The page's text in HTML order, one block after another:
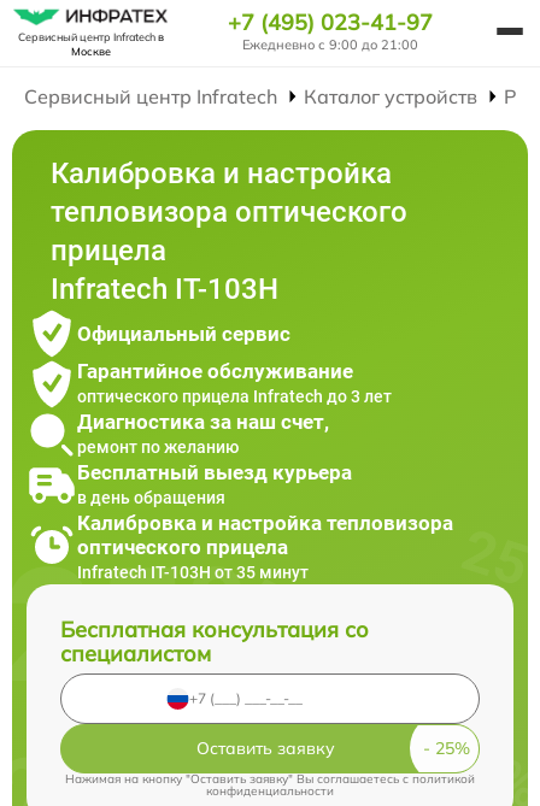
Сервисный центр Infratechв
Москве
+7 (495) 023-41-97
Ежедневно с 9:00 до 21:00
Сервисный центр Infratech Каталог устройств
Калибровка и настройка
тепловизора оптического
прицела
Infratech IT-103Н
Официальный сервис
Гарантийное обслуживание
оптического прицела Infratech до 3 лет
Диагностика за наш счет,
ремонт по желанию
Бесплатный выезд курьера
в день обращения
Калибровка и настройка тепловизора
оптического прицела
Infratech IT-103Н от 35 минут
Бесплатная консультация со
специалистом
Оставить заявку
Нажимая на кнопку "Оставить заявку" Вы соглашаетесь cполитикой
конфиденциальности